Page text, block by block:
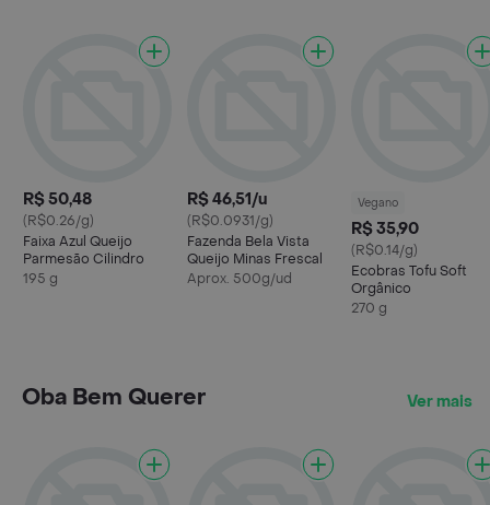
R$ 50,48
(R$0.26/g)
Faixa Azul Queijo
Parmesão Cilindro
195 g
R$ 46,51/u
(R$0.0931/g)
Fazenda Bela Vista
Queijo Minas Frescal
Aprox. 500g/ud
Vegano
R$ 35,90
(R$0.14/g)
Ecobras Tofu Soft
Orgânico
270 g
Oba Bem Querer Ver mais